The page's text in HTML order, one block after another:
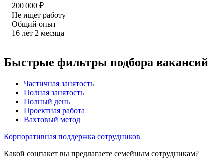
200 000 ₽
Не ищет работу
Общий опыт
16 лет 2 месяца
Быстрые фильтры подбора вакансий
Частичная занятость
Полная занятость
Полный день
Проектная работа
Вахтовый метод
Корпоративная поддержка сотрудников
Какой соцпакет вы предлагаете семейным сотрудникам?